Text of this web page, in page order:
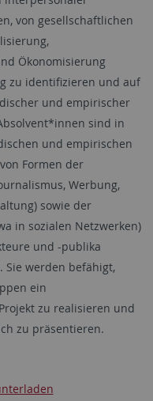
von gesellschaftlichen
Ökonomisierung
zu identifizieren und auf
und empirischer
sind in
und empirischen
Formen der
Werbung,
sowie der
in sozialen Netzwerken)
und -publika
Sie werden befähigt,
ein
zu realisieren und
zu präsentieren.